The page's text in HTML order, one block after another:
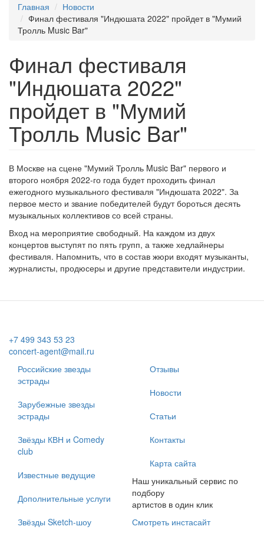
Главная
Новости
Финал фестиваля "Индюшата 2022" пройдет в "Мумий
Тролль Music Bar"
Финал фестиваля
"Индюшата 2022"
пройдет в "Мумий
Тролль Music Bar"
В Москве на сцене "Мумий Тролль Music Bar" первого и
второго ноября 2022-го года будет проходить финал
ежегодного музыкального фестиваля "Индюшата 2022". За
первое место и звание победителей будут бороться десять
музыкальных коллективов со всей страны.
Вход на мероприятие свободный. На каждом из двух
концертов выступят по пять групп, а также хедлайнеры
фестиваля. Напомнить, что в состав жюри входят музыканты,
журналисты, продюсеры и другие представители индустрии.
+7 499 343 53 23
concert-agent@mail.ru
Российские звезды
эстрады
Зарубежные звезды
эстрады
Звёзды КВН и Comedy
club
Известные ведущие
Дополнительные услуги
Звёзды Sketch-шоу
Отзывы
Новости
Статьи
Контакты
Карта сайта
Наш уникальный сервис по
подбору
артистов в один клик
Смотреть инстасайт